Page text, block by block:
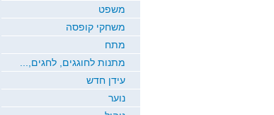
ד"ר אבי הראל
יצחק רבין ו...
אריה דלל
משפט
משחקי קופסה
מתח
מתנות לחוגגים, לחגים,...
עידן חדש
נוער